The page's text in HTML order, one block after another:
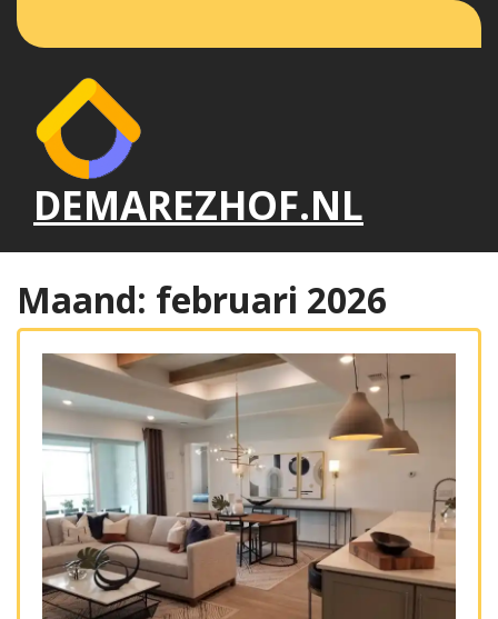
de
DEMAREZHOF.NL
Maand: februari 2026